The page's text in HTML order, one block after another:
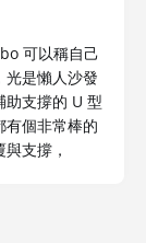
可以稱自己
光是懶人沙發
助支撐的 U 型
有個非常棒的
支撐，